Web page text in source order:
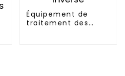
Équipement de
traitement des